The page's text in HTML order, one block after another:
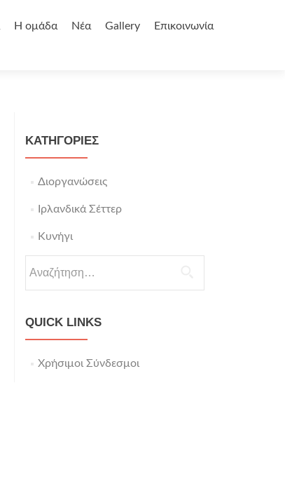
Η ομάδα Νέα Gallery Επικοινωνία
KΑΤΗΓΟΡΊΕΣ
Διοργανώσεις
Ιρλανδικά Σέττερ
Κυνήγι
QUICK LINKS
Χρήσιμοι Σύνδεσμοι